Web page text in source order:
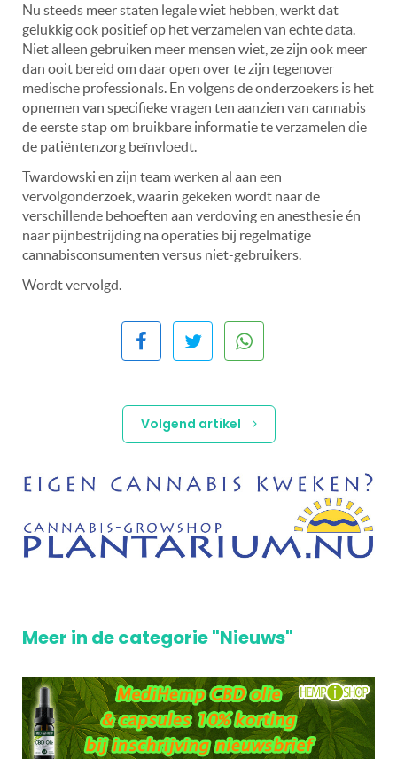
Nu steeds meer staten legale wiet hebben, werkt dat
gelukkig ook positief op het verzamelen van echte data.
Niet alleen gebruiken meer mensen wiet, ze zijn ook meer
dan ooit bereid om daar open over te zijn tegenover
medische professionals. En volgens de onderzoekers is het
opnemen van specifieke vragen ten aanzien van cannabis
de eerste stap om bruikbare informatie te verzamelen die
de patiëntenzorg beïnvloedt.
Twardowski en zijn team werken al aan een
vervolgonderzoek, waarin gekeken wordt naar de
verschillende behoeften aan verdoving en anesthesie én
naar pijnbestrijding na operaties bij regelmatige
cannabisconsumenten versus niet-gebruikers.
Wordt vervolgd.
Volgend artikel
Meer in de categorie "Nieuws"